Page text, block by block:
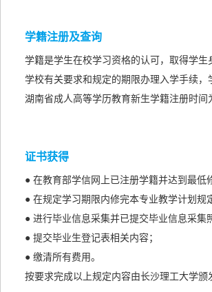
学籍注册及查询
学籍是学生在校学习资格的认可，取得学
学校有关要求和规定的期限办理入学手续
湖南省成人高等学历教育新生学籍注册时
证书获得
● 在教育部学信网上已注册学籍并达到最低
● 在规定学习期限内修完本专业教学计划
● 进行毕业信息采集并已提交毕业信息采集
● 提交毕业生登记表相关内容；
● 缴清所有费用。
按要求完成以上规定内容由长沙理工大学